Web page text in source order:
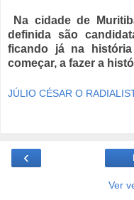
Na cidade de
definida são
ficando já na
começar, a fazer a
JÚLIO CÉSAR O
‹
Ver